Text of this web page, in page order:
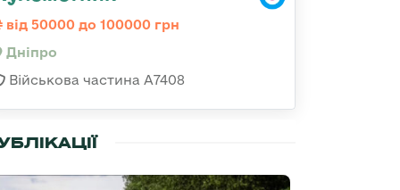
від 50000 до 100000 грн
Дніпро
Військова частина А7408